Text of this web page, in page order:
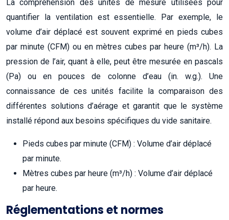
La compréhension des unités de mesure utilisées pour
quantifier la ventilation est essentielle. Par exemple, le
volume d’air déplacé est souvent exprimé en pieds cubes
par minute (CFM) ou en mètres cubes par heure (m³/h). La
pression de l’air, quant à elle, peut être mesurée en pascals
(Pa) ou en pouces de colonne d’eau (in. w.g.). Une
connaissance de ces unités facilite la comparaison des
différentes solutions d’aérage et garantit que le système
installé répond aux besoins spécifiques du vide sanitaire.
Pieds cubes par minute (CFM) : Volume d’air déplacé
par minute.
Mètres cubes par heure (m³/h) : Volume d’air déplacé
par heure.
Réglementations et normes